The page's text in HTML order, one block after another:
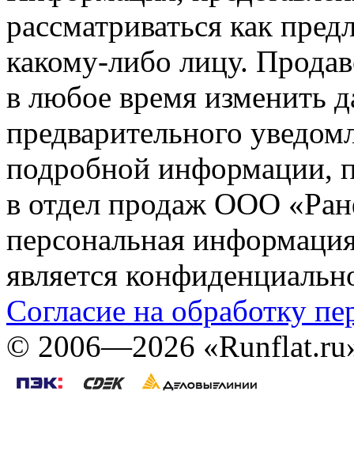
рассматриваться как
какому-либо лицу.
в любое время изменить
предварительного
подробной информации,
в отдел продаж ООО
персональная
является
Согласие на обработку
© 2006—2026